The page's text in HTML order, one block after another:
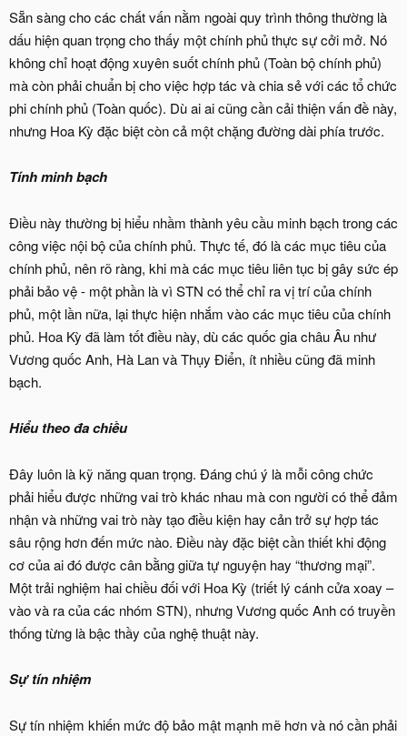
Sẵn sàng cho các chất vấn nằm ngoài quy trình thông thường là
dấu hiện quan trọng cho thấy một chính phủ thực sự cởi mở. Nó
không chỉ hoạt động xuyên suốt chính phủ (Toàn bộ chính phủ)
mà còn phải chuẩn bị cho việc hợp tác và chia sẻ với các tổ chức
phi chính phủ (Toàn quốc). Dù ai ai cũng cần cải thiện vấn đề này,
nhưng Hoa Kỳ đặc biệt còn cả một chặng đường dài phía trước.
Tínhminh bạch
Điều này thường bị hiểu nhầm thành yêu cầu minh bạch trong các
công việc nội bộ của chính phủ. Thực tế, đó là các mục tiêu của
chính phủ, nên rõ ràng, khi mà các mục tiêu liên tục bị gây sức ép
phải bảo vệ - một phần là vì STN có thể chỉ ra vị trí của chính
phủ, một lần nữa, lại thực hiện nhắm vào các mục tiêu của chính
phủ. Hoa Kỳ đã làm tốt điều này, dù các quốc gia châu Âu như
Vương quốc Anh, Hà Lan và Thụy Điển, ít nhiều cũng đã minh
bạch.
Hiểutheo đa chiều
Đây luôn là kỹ năng quan trọng. Đáng chú ý là mỗi công chức
phải hiểu được những vai trò khác nhau mà con người có thể đảm
nhận và những vai trò này tạo điều kiện hay cản trở sự hợp tác
sâu rộng hơn đến mức nào. Điều này đặc biệt cần thiết khi động
cơ của ai đó được cân bằng giữa tự nguyện hay “thương mại”.
Một trải nghiệm hai chiều đối với Hoa Kỳ (triết lý cánh cửa xoay –
vào và ra của các nhóm STN), nhưng Vương quốc Anh có truyền
thống từng là bậc thầy của nghệ thuật này.
Sự tín nhiệm
Sự tín nhiệm khiến mức độ bảo mật mạnh mẽ hơn và nó cần phải